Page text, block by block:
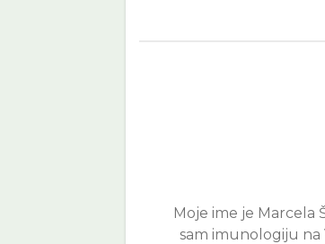
Moje ime je Marcela
sam imunologiju